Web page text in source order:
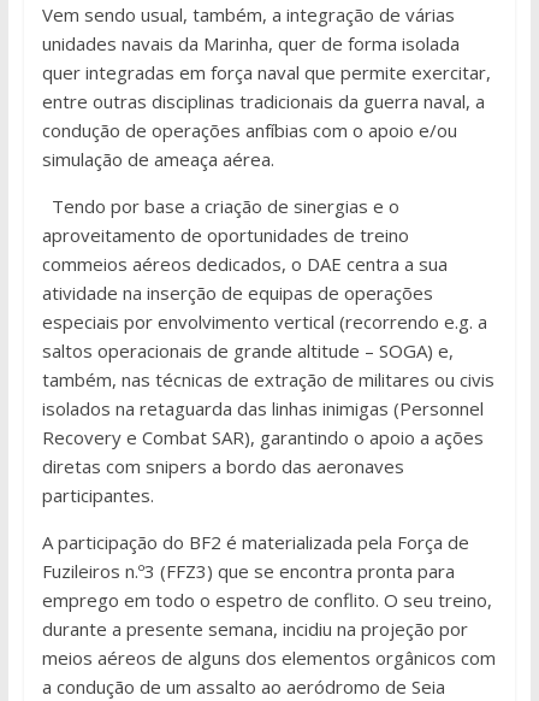
Vem sendo usual, também, a integração de várias
unidades navais da Marinha, quer de forma isolada
quer integradas em força naval que permite exercitar,
entre outras disciplinas tradicionais da guerra naval, a
condução de operações anfíbias com o apoio e/ou
simulação de ameaça aérea.
Tendo por base a criação de sinergias e o
aproveitamento de oportunidades de treino
commeios aéreos dedicados, o DAE centra a sua
atividade na inserção de equipas de operações
especiais por envolvimento vertical (recorrendo e.g. a
saltos operacionais de grande altitude – SOGA) e,
também, nas técnicas de extração de militares ou civis
isolados na retaguarda das linhas inimigas (Personnel
Recovery e Combat SAR), garantindo o apoio a ações
diretas com snipers a bordo das aeronaves
participantes.
A participação do BF2 é materializada pela Força de
Fuzileiros n.º3 (FFZ3) que se encontra pronta para
emprego em todo o espetro de conflito. O seu treino,
durante a presente semana, incidiu na projeção por
meios aéreos de alguns dos elementos orgânicos com
a condução de um assalto ao aeródromo de Seia